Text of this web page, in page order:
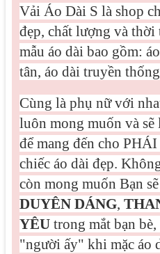
Vải Áo Dài S là shop
đẹp, chất lượng và
mẫu áo dài bao gồm:
tân, áo dài truyền
Cùng là phụ nữ với
luôn mong muốn và sẽ
để mang đến cho
chiếc áo dài đẹp.
còn mong muốn Bạn
DUYÊN DÁNG,
YÊUtrong mắt bạn
"người ấy" khi mặc áo